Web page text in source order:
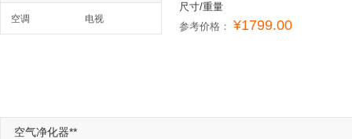
空调 电视
尺寸/重量
参考价格： ¥1799.00
空气净化器**